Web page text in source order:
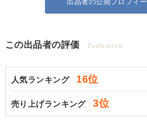
この出品者の評価 Evaluation
人気ランキング 16位
売り上げランキング 3位